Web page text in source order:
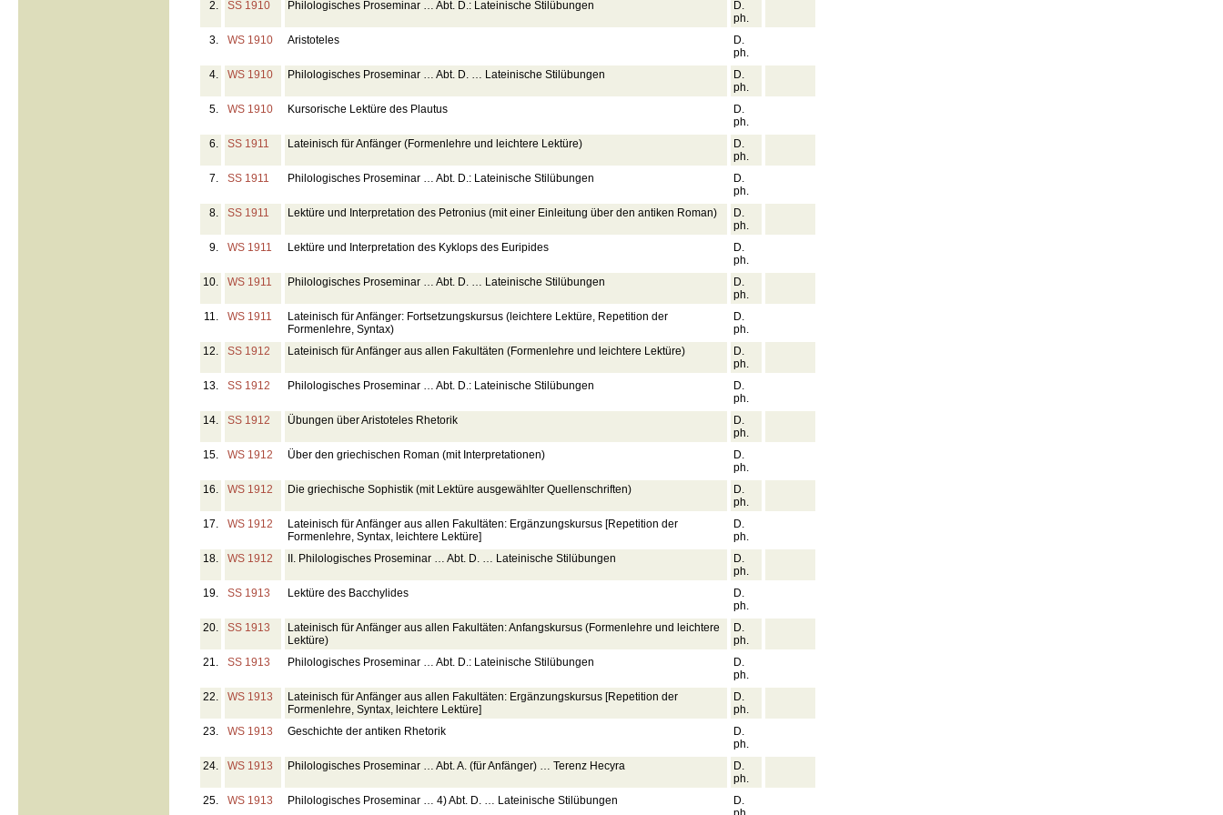
2. SS 1910 Philologisches Proseminar … Abt. D.: Lateinische Stilübungen
D.
ph.
3.
WS 1910 Aristoteles
D.
ph.
4.
WS 1910 Philologisches Proseminar … Abt. D. … Lateinische Stilübungen
D.
ph.
5.
WS 1910 Kursorische Lektüre des Plautus
D.
ph.
6.
SS 1911 Lateinisch für Anfänger (Formenlehre und leichtere Lektüre)
D.
ph.
7.
SS 1911 Philologisches Proseminar … Abt. D.: Lateinische Stilübungen
D.
ph.
8.
SS 1911 Lektüre und Interpretation des Petronius (mit einer Einleitung über den antiken Roman)
D.
ph.
9.
WS 1911 Lektüre und Interpretation des Kyklops des Euripides
D.
ph.
10.
WS 1911 Philologisches Proseminar … Abt. D. … Lateinische Stilübungen
D.
ph.
11.
WS 1911
Lateinisch für Anfänger: Fortsetzungskursus (leichtere Lektüre, Repetition der
Formenlehre, Syntax)
D.
ph.
12.
SS 1912 Lateinisch für Anfänger aus allen Fakultäten (Formenlehre und leichtere Lektüre)
D.
ph.
13.
SS 1912 Philologisches Proseminar … Abt. D.: Lateinische Stilübungen
D.
ph.
14.
SS 1912 Übungen über Aristoteles Rhetorik
D.
ph.
15.
WS 1912 Über den griechischen Roman (mit Interpretationen)
D.
ph.
16.
WS 1912 Die griechische Sophistik (mit Lektüre ausgewählter Quellenschriften)
D.
ph.
17.
WS 1912
Lateinisch für Anfänger aus allen Fakultäten: Ergänzungskursus [Repetition der
Formenlehre, Syntax, leichtere Lektüre]
D.
ph.
18.
WS 1912 II. Philologisches Proseminar … Abt. D. … Lateinische Stilübungen
D.
ph.
19.
SS 1913 Lektüre des Bacchylides
D.
ph.
20.
SS 1913
Lateinisch für Anfänger aus allen Fakultäten: Anfangskursus (Formenlehre und leichtere
Lektüre)
D.
ph.
21.
SS 1913 Philologisches Proseminar … Abt. D.: Lateinische Stilübungen
D.
ph.
22.
WS 1913
Lateinisch für Anfänger aus allen Fakultäten: Ergänzungskursus [Repetition der
Formenlehre, Syntax, leichtere Lektüre]
D.
ph.
23.
WS 1913 Geschichte der antiken Rhetorik
D.
ph.
24.
WS 1913 Philologisches Proseminar … Abt. A. (für Anfänger) … Terenz Hecyra
D.
ph.
25.
WS 1913 Philologisches Proseminar … 4) Abt. D. … Lateinische Stilübungen
D.